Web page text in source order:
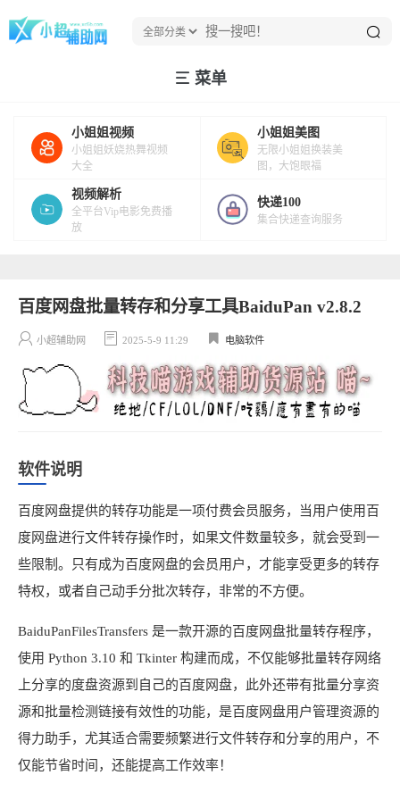
菜单
小姐姐视频
小姐姐妖娆热舞视频
大全
小姐姐美图
无限小姐姐换装美
图，大饱眼福
视频解析
全平台Vip电影免费播
放
快递100
集合快递查询服务
百度网盘批量转存和分享工具BaiduPan v2.8.2
小超辅助网 2025-5-9 11:29 电脑软件
软件说明
百度网盘提供的转存功能是一项付费会员服务，当用户使用百
度网盘进行文件转存操作时，如果文件数量较多，就会受到一
些限制。只有成为百度网盘的会员用户，才能享受更多的转存
特权，或者自己动手分批次转存，非常的不方便。
BaiduPanFilesTransfers 是一款开源的百度网盘批量转存程序，
使用 Python 3.10 和 Tkinter 构建而成，不仅能够批量转存网络
上分享的度盘资源到自己的百度网盘，此外还带有批量分享资
源和批量检测链接有效性的功能，是百度网盘用户管理资源的
得力助手，尤其适合需要频繁进行文件转存和分享的用户，不
仅能节省时间，还能提高工作效率！